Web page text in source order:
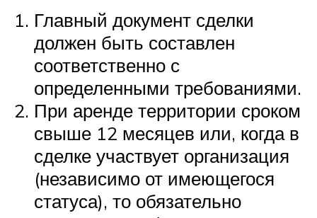
Главный документ сделки
должен быть составлен
соответственно с
определенными требованиями.
При аренде территории сроком
свыше 12 месяцев или, когда в
сделке участвует организация
(независимо от имеющегося
статуса), то обязательно